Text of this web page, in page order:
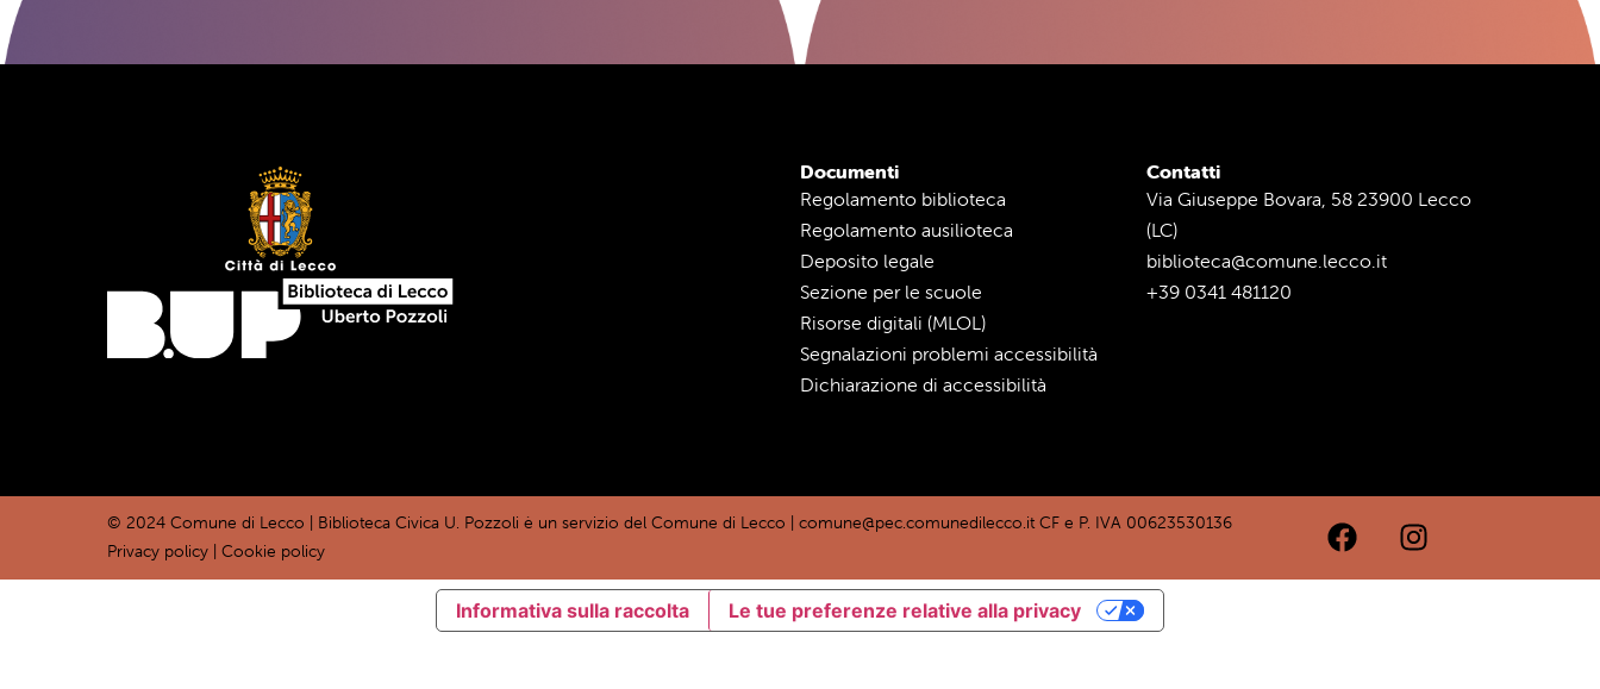
Documenti
Regolamento biblioteca
Regolamento ausilioteca
Deposito legale
Sezione per le scuole
Risorse digitali (MLOL)
Segnalazioni problemi accessibilità
Dichiarazione di accessibilità
Contatti
Via Giuseppe Bovara, 58 23900 Lecco
(LC)
biblioteca@comune.lecco.it
+39 0341 481120
© 2024 Comune di Lecco | Biblioteca Civica U. Pozzoli è un servizio del Comune di Lecco | comune@pec.comunedilecco.it CF e P. IVA 00623530136
Privacy policy | Cookie policy
Informativa sulla raccolta Le tue preferenze relative alla privacy